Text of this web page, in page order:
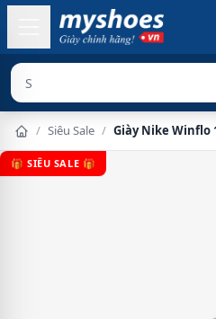
Sản phẩm chí
/ Siêu Sale / Giày Nike Winflo
🎁 SIÊU SALE 🎁